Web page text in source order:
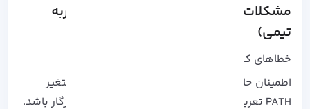
مشکلات رایج و راهکارهای حرفه ای (تجربه
تیمی)
خطاهای کامپایل
اطمینان حاصل کنید مسیر کامپایلر به درستی در متغیر
PATH تعریف شده باشد و نسخه GCC با پروژه سازگار باشد.